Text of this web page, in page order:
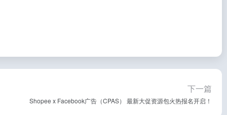
下一篇
Shopee x Facebook广告（CPAS） 最新大促资源包火热报名开启！